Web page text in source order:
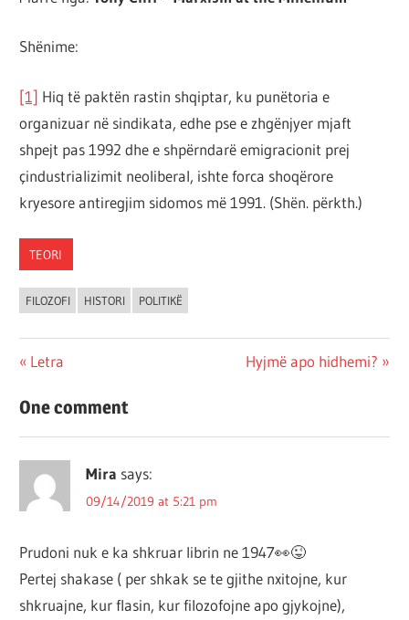
Shënime:
[1] Hiq të paktën rastin shqiptar, ku punëtoria e
organizuar në sindikata, edhe pse e zhgënjyer mjaft
shpejt pas 1992 dhe e shpërndarë emigracionit prej
çindustrializimit neoliberal, ishte forca shoqërore
kryesore antiregjim sidomos më 1991. (Shën. përkth.)
TEORI
FILOZOFI HISTORI POLITIKË
Post
navigation
Previous
Letra
Next
Hyjmë apo hidhemi?
One comment
Mira says:
09/14/2019 at 5:21 pm
Prudoni nuk e ka shkruar librin ne 1947👀😜
Pertej shakase ( per shkak se te gjithe nxitojne, kur
shkruajne, kur flasin, kur filozofojne apo gjykojne),